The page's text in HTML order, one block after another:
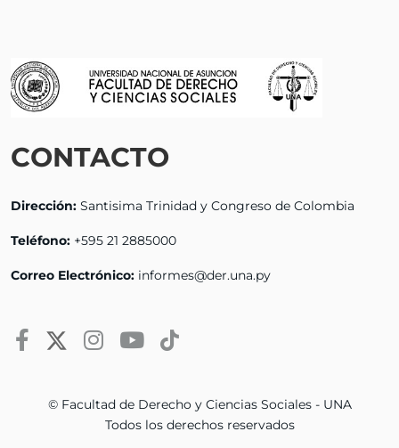
CONTACTO
Dirección: Santisima Trinidad y Congreso de Colombia
Teléfono: +595 21 2885000
Correo Electrónico: informes@der.una.py
© Facultad de Derecho y Ciencias Sociales - UNA
Todos los derechos reservados